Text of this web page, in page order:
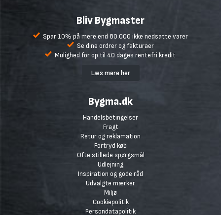
Bliv Bygmaster
Spar 10% på mere end 80.000 ikke nedsatte varer
Se dine ordrer og fakturaer
Mulighed for op til 40 dages rentefri kredit
Læs mere her
Bygma.dk
Handelsbetingelser
Fragt
Retur og reklamation
Fortryd køb
Ofte stillede spørgsmål
Udlejning
Inspiration og gode råd
Udvalgte mærker
Miljø
Cookiepolitik
Persondatapolitik